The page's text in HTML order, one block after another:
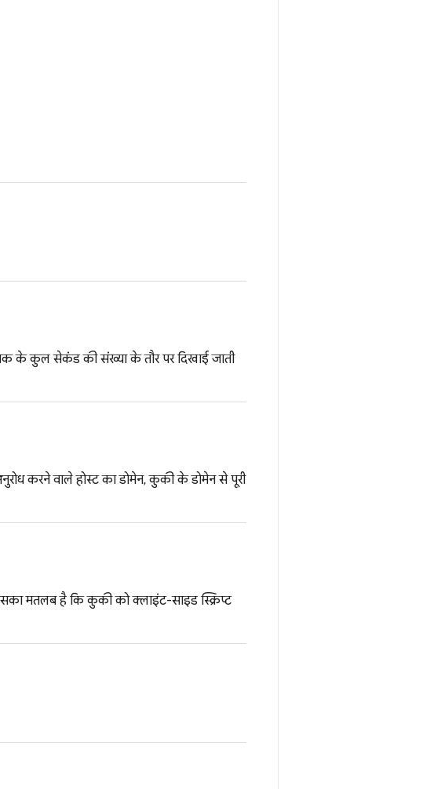
के कुल सेकंड की संख्या के तौर पर दिखाई जाती
करने वाले होस्ट का डोमेन, कुकी के डोमेन से पूरी
मतलब है कि कुकी को क्लाइंट-साइड स्क्रिप्ट